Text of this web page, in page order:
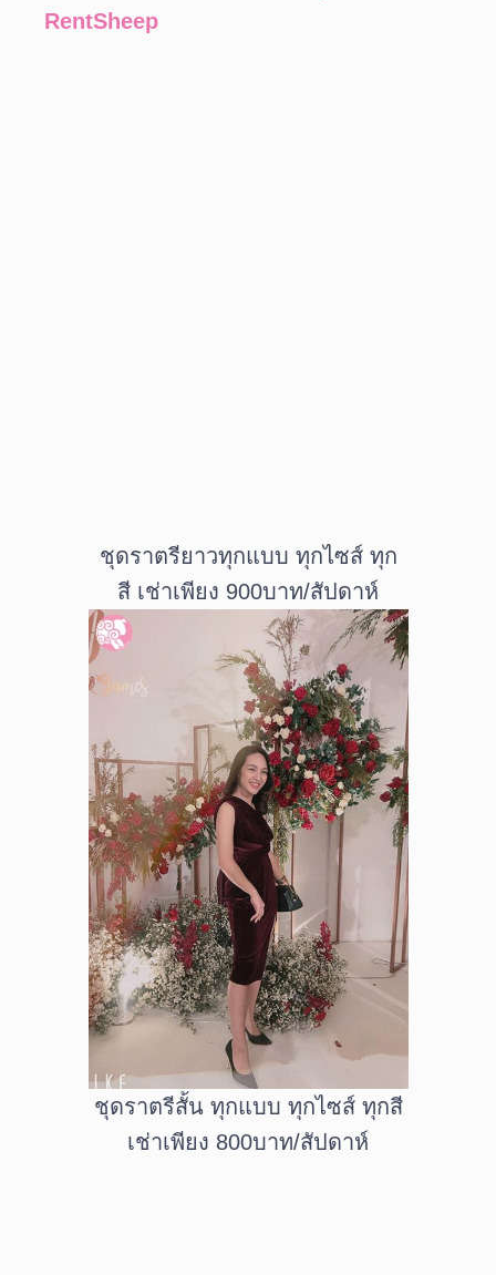
RentSheep
ชุดราตรียาวทุกแบบ ทุกไซส์ ทุก
สี เช่าเพียง 900บาท/สัปดาห์
ชุดราตรีสั้น ทุกแบบ ทุกไซส์ ทุกสี
เช่าเพียง 800บาท/สัปดาห์